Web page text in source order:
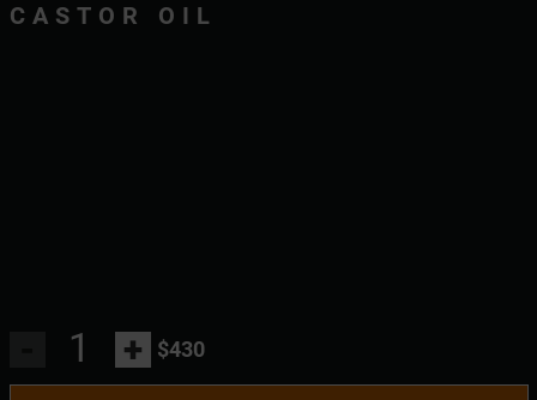
CASTOR OIL
+ $430